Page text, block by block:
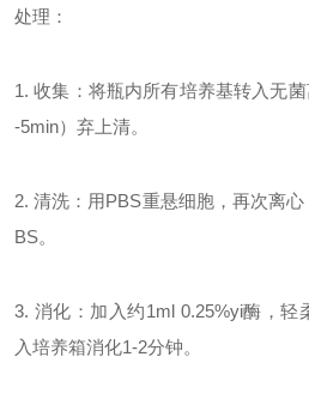
处理：
1. 收集：将瓶内所有培养基转入无
-5min）弃上清。
2. 清洗：用PBS重悬细胞，再次离
BS。
3. 消化：加入约1ml 0.25%yi酶，
入培养箱消化1-2分钟。